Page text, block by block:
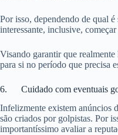
Por isso, dependendo de qual
interessante, inclusive,
Visando garantir que
para si no período que precisa
6. Cuidado com eventuais
Infelizmente existem anúncios
são criados por golpistas. Por
importantíssimo avaliar a